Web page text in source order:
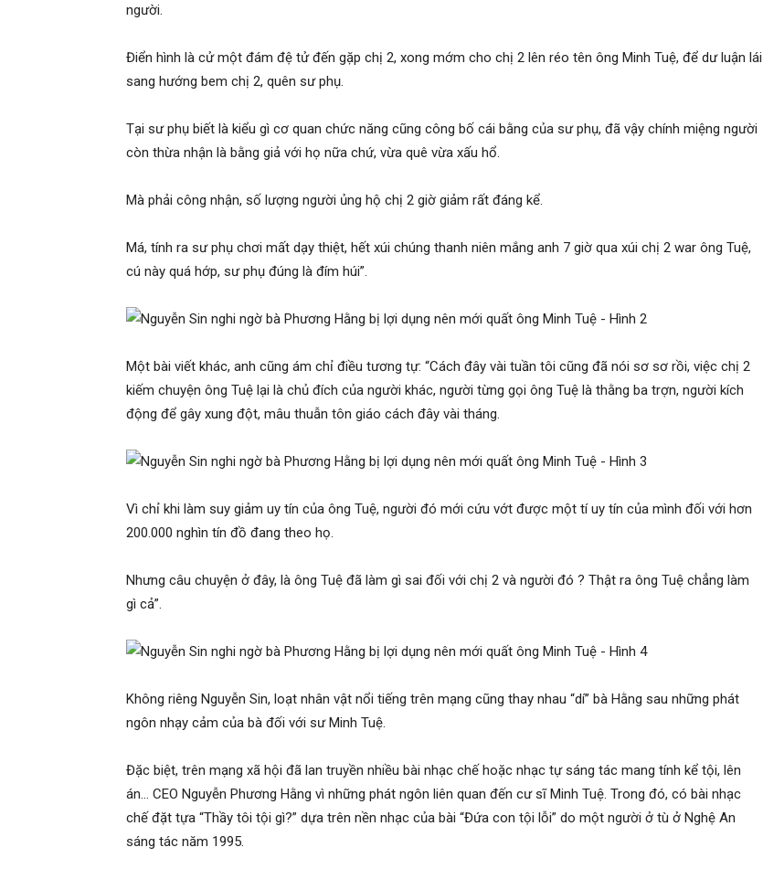
người.
Điển hình là cử một đám đệ tử đến gặp chị 2, xong mớm cho chị 2 lên réo tên ông Minh Tuệ, để dư luận lái
sang hướng bem chị 2, quên sư phụ.
Tại sư phụ biết là kiểu gì cơ quan chức năng cũng công bố cái bằng của sư phụ, đã vậy chính miệng người
còn thừa nhận là bằng giả với họ nữa chứ, vừa quê vừa xấu hổ.
Mà phải công nhận, số lượng người ủng hộ chị 2 giờ giảm rất đáng kể.
Má, tính ra sư phụ chơi mất dạy thiệt, hết xúi chúng thanh niên mắng anh 7 giờ qua xúi chị 2 war ông Tuệ,
cú này quá hớp, sư phụ đúng là đím húi”.
Một bài viết khác, anh cũng ám chỉ điều tương tự: “Cách đây vài tuần tôi cũng đã nói sơ sơ rồi, việc chị 2
kiếm chuyện ông Tuệ lại là chủ đích của người khác, người từng gọi ông Tuệ là thằng ba trợn, người kích
động để gây xung đột, mâu thuẫn tôn giáo cách đây vài tháng.
Vì chỉ khi làm suy giảm uy tín của ông Tuệ, người đó mới cứu vớt được một tí uy tín của mình đối với hơn
200.000 nghìn tín đồ đang theo họ.
Nhưng câu chuyện ở đây, là ông Tuệ đã làm gì sai đối với chị 2 và người đó ? Thật ra ông Tuệ chẳng làm
gì cả”.
Không riêng Nguyễn Sin, loạt nhân vật nổi tiếng trên mạng cũng thay nhau “dí” bà Hằng sau những phát
ngôn nhạy cảm của bà đối với sư Minh Tuệ.
Đặc biệt, trên mạng xã hội đã lan truyền nhiều bài nhạc chế hoặc nhạc tự sáng tác mang tính kể tội, lên
án… CEO Nguyễn Phương Hằng vì những phát ngôn liên quan đến cư sĩ Minh Tuệ. Trong đó, có bài nhạc
chế đặt tựa “Thầy tôi tội gì?” dựa trên nền nhạc của bài “Đứa con tội lỗi” do một người ở tù ở Nghệ An
sáng tác năm 1995.